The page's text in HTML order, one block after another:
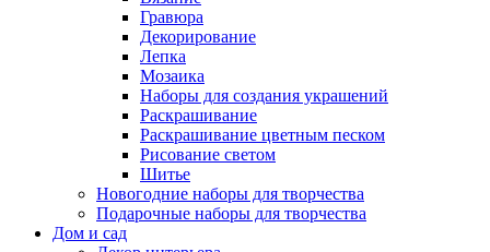
Гравюра
Декорирование
Лепка
Мозаика
Наборы для создания украшений
Раскрашивание
Раскрашивание цветным песком
Рисование светом
Шитье
Новогодние наборы для творчества
Подарочные наборы для творчества
Дом и сад